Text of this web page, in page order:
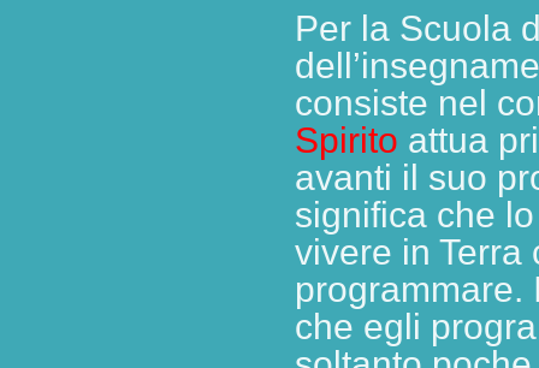
Per la Scuola
consiste nel
Spirito attua
avanti il suo
significa che lo
vivere in Terra
programmare.
che egli